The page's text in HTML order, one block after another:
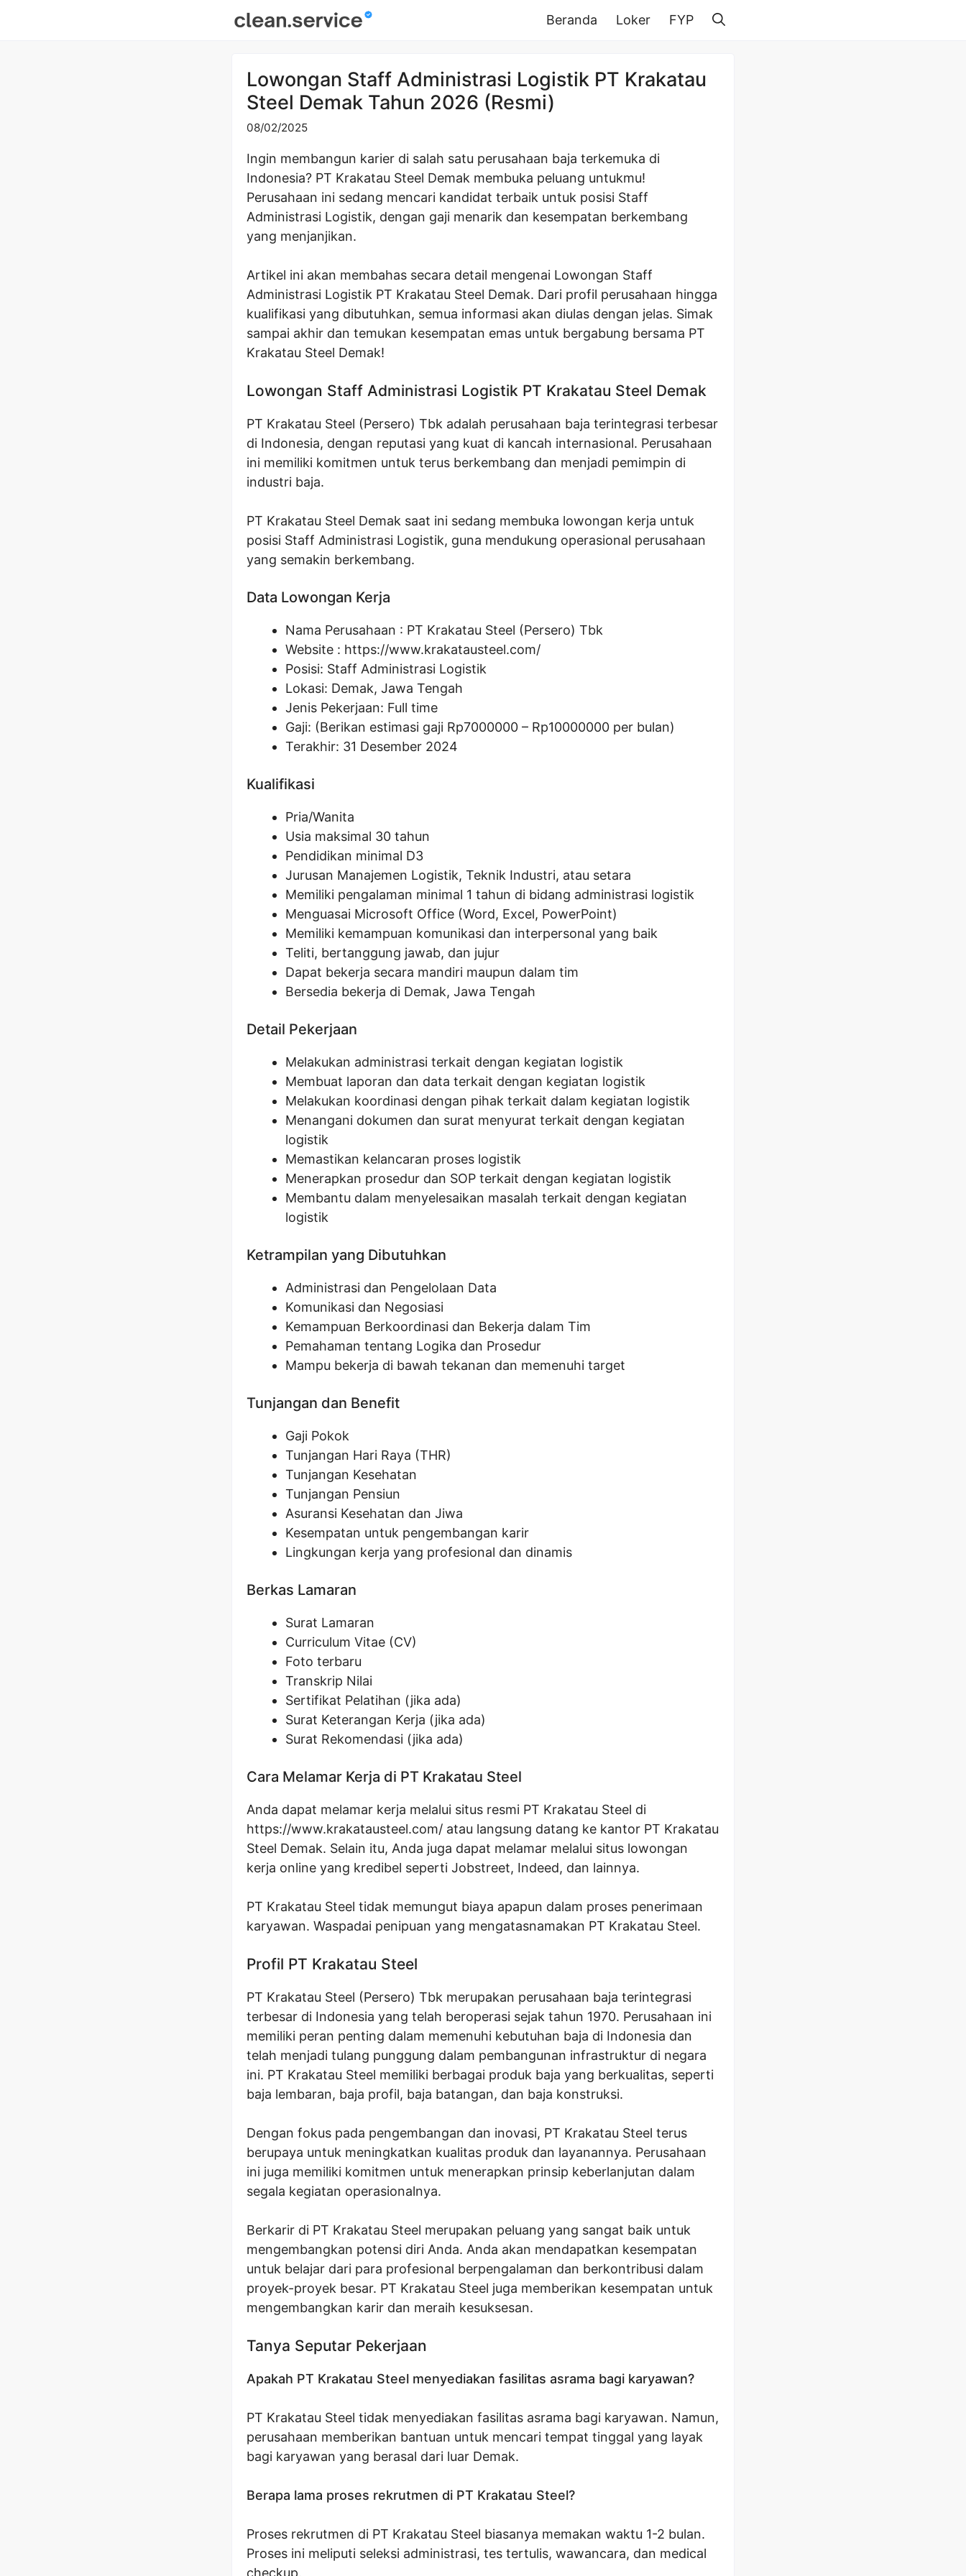
Beranda Loker FYP
Lowongan Staff Administrasi Logistik PT Krakatau
Steel Demak Tahun 2026 (Resmi)
08/02/2025
Ingin membangun karier di salah satu perusahaan baja terkemuka di
Indonesia? PT Krakatau Steel Demak membuka peluang untukmu!
Perusahaan ini sedang mencari kandidat terbaik untuk posisi Staff
Administrasi Logistik, dengan gaji menarik dan kesempatan berkembang
yang menjanjikan.
Artikel ini akan membahas secara detail mengenai Lowongan Staff
Administrasi Logistik PT Krakatau Steel Demak. Dari profil perusahaan hingga
kualifikasi yang dibutuhkan, semua informasi akan diulas dengan jelas. Simak
sampai akhir dan temukan kesempatan emas untuk bergabung bersama PT
Krakatau Steel Demak!
Lowongan Staff Administrasi Logistik PT Krakatau Steel Demak
PT Krakatau Steel (Persero) Tbk adalah perusahaan baja terintegrasi terbesar
di Indonesia, dengan reputasi yang kuat di kancah internasional. Perusahaan
ini memiliki komitmen untuk terus berkembang dan menjadi pemimpin di
industri baja.
PT Krakatau Steel Demak saat ini sedang membuka lowongan kerja untuk
posisi Staff Administrasi Logistik, guna mendukung operasional perusahaan
yang semakin berkembang.
Data Lowongan Kerja
Nama Perusahaan : PT Krakatau Steel (Persero) Tbk
Website : https://www.krakatausteel.com/
Posisi: Staff Administrasi Logistik
Lokasi: Demak, Jawa Tengah
Jenis Pekerjaan: Full time
Gaji: (Berikan estimasi gaji Rp7000000 – Rp10000000 per bulan)
Terakhir: 31 Desember 2024
Kualifikasi
Pria/Wanita
Usia maksimal 30 tahun
Pendidikan minimal D3
Jurusan Manajemen Logistik, Teknik Industri, atau setara
Memiliki pengalaman minimal 1 tahun di bidang administrasi logistik
Menguasai Microsoft Office (Word, Excel, PowerPoint)
Memiliki kemampuan komunikasi dan interpersonal yang baik
Teliti, bertanggung jawab, dan jujur
Dapat bekerja secara mandiri maupun dalam tim
Bersedia bekerja di Demak, Jawa Tengah
Detail Pekerjaan
Melakukan administrasi terkait dengan kegiatan logistik
Membuat laporan dan data terkait dengan kegiatan logistik
Melakukan koordinasi dengan pihak terkait dalam kegiatan logistik
Menangani dokumen dan surat menyurat terkait dengan kegiatan
logistik
Memastikan kelancaran proses logistik
Menerapkan prosedur dan SOP terkait dengan kegiatan logistik
Membantu dalam menyelesaikan masalah terkait dengan kegiatan
logistik
Ketrampilan yang Dibutuhkan
Administrasi dan Pengelolaan Data
Komunikasi dan Negosiasi
Kemampuan Berkoordinasi dan Bekerja dalam Tim
Pemahaman tentang Logika dan Prosedur
Mampu bekerja di bawah tekanan dan memenuhi target
Tunjangan dan Benefit
Gaji Pokok
Tunjangan Hari Raya (THR)
Tunjangan Kesehatan
Tunjangan Pensiun
Asuransi Kesehatan dan Jiwa
Kesempatan untuk pengembangan karir
Lingkungan kerja yang profesional dan dinamis
Berkas Lamaran
Surat Lamaran
Curriculum Vitae (CV)
Foto terbaru
Transkrip Nilai
Sertifikat Pelatihan (jika ada)
Surat Keterangan Kerja (jika ada)
Surat Rekomendasi (jika ada)
Cara Melamar Kerja di PT Krakatau Steel
Anda dapat melamar kerja melalui situs resmi PT Krakatau Steel di
https://www.krakatausteel.com/ atau langsung datang ke kantor PT Krakatau
Steel Demak. Selain itu, Anda juga dapat melamar melalui situs lowongan
kerja online yang kredibel seperti Jobstreet, Indeed, dan lainnya.
PT Krakatau Steel tidak memungut biaya apapun dalam proses penerimaan
karyawan. Waspadai penipuan yang mengatasnamakan PT Krakatau Steel.
Profil PT Krakatau Steel
PT Krakatau Steel (Persero) Tbk merupakan perusahaan baja terintegrasi
terbesar di Indonesia yang telah beroperasi sejak tahun 1970. Perusahaan ini
memiliki peran penting dalam memenuhi kebutuhan baja di Indonesia dan
telah menjadi tulang punggung dalam pembangunan infrastruktur di negara
ini. PT Krakatau Steel memiliki berbagai produk baja yang berkualitas, seperti
baja lembaran, baja profil, baja batangan, dan baja konstruksi.
Dengan fokus pada pengembangan dan inovasi, PT Krakatau Steel terus
berupaya untuk meningkatkan kualitas produk dan layanannya. Perusahaan
ini juga memiliki komitmen untuk menerapkan prinsip keberlanjutan dalam
segala kegiatan operasionalnya.
Berkarir di PT Krakatau Steel merupakan peluang yang sangat baik untuk
mengembangkan potensi diri Anda. Anda akan mendapatkan kesempatan
untuk belajar dari para profesional berpengalaman dan berkontribusi dalam
proyek-proyek besar. PT Krakatau Steel juga memberikan kesempatan untuk
mengembangkan karir dan meraih kesuksesan.
Tanya Seputar Pekerjaan
Apakah PT Krakatau Steel menyediakan fasilitas asrama bagi karyawan?
PT Krakatau Steel tidak menyediakan fasilitas asrama bagi karyawan. Namun,
perusahaan memberikan bantuan untuk mencari tempat tinggal yang layak
bagi karyawan yang berasal dari luar Demak.
Berapa lama proses rekrutmen di PT Krakatau Steel?
Proses rekrutmen di PT Krakatau Steel biasanya memakan waktu 1-2 bulan.
Proses ini meliputi seleksi administrasi, tes tertulis, wawancara, dan medical
checkup.